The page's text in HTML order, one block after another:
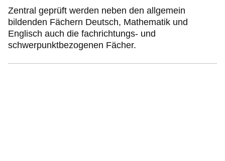
Zentral geprüft werden neben den allgemein
bildenden Fächern Deutsch, Mathematik und
Englisch auch die fachrichtungs- und
schwerpunktbezogenen Fächer.